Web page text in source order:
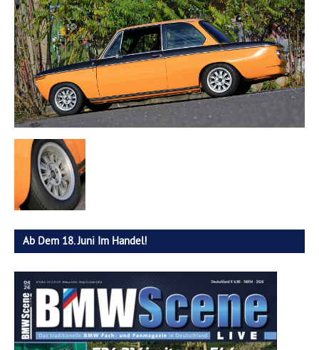
Ab Dem 18. Juni Im Handel!